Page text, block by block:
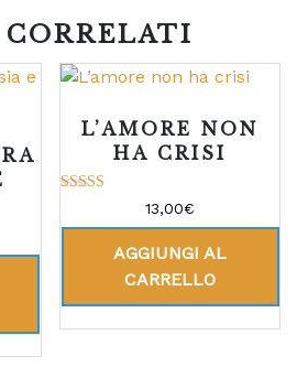
L’AMORE NON
HA CRISI
su 5
13,00€
AGGIUNGI AL
CARRELLO